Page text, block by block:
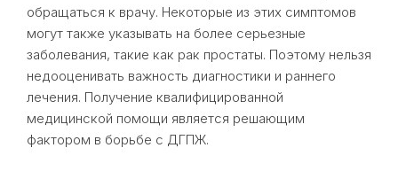
обращаться к врачу. Некоторые из этих симптомов
могут также указывать на более серьезные
заболевания, такие как рак простаты. Поэтому нельзя
недооценивать важность диагностики и раннего
лечения. Получение квалифицированной
медицинской помощи является решающим
фактором в борьбе с ДГПЖ.